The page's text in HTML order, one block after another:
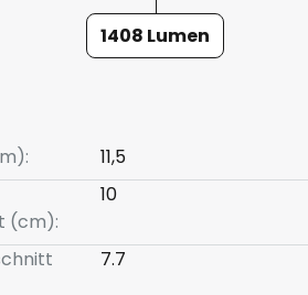
1408 Lumen
11,5
(cm):
10
7.7